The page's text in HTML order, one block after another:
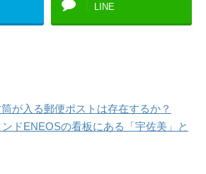
LINE
が入る郵便ポストは存在するか？
ドENEOSの看板にある「宇佐美」と